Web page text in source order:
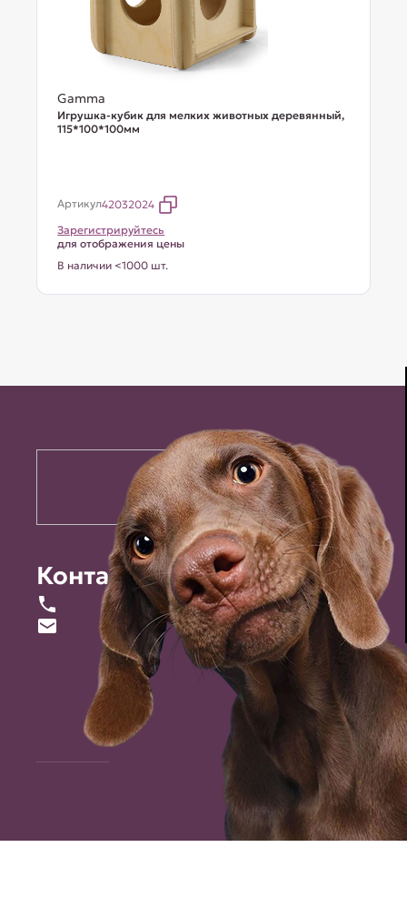
Gamma
Игрушка-кубик для мелких животных деревянный,
115*100*100мм
Артикул42032024
Зарегистрируйтесь
для отображения цены
В наличии <1000 шт.
Контакты